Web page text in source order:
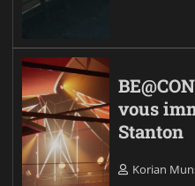
vous
Stanton
Korian